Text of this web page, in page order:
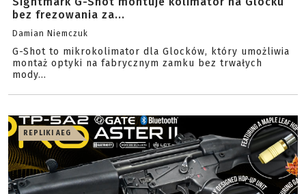
bez frezowania za...
Damian Niemczuk
G-Shot to mikrokolimator dla Glocków, który umożliwia
montaż optyki na fabrycznym zamku bez trwałych
mody...
REPLIKI AEG